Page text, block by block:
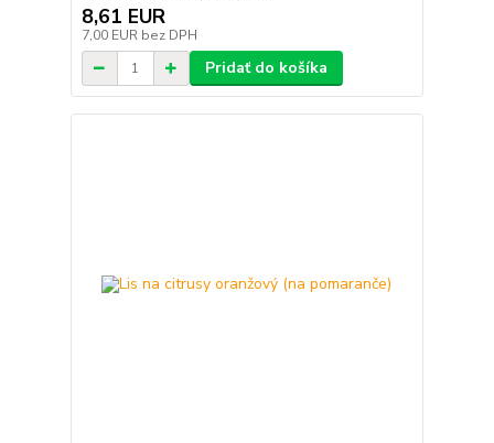
8,61 EUR
7,00 EUR bez DPH
Pridať do košíka